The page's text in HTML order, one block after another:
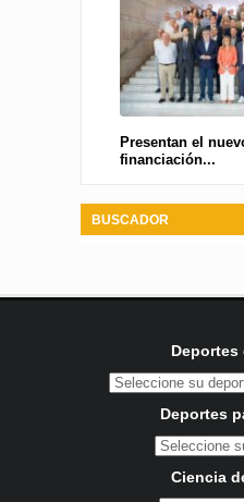
Presentan el
financiación...
BUSCADOR
Deportes
Ciencia